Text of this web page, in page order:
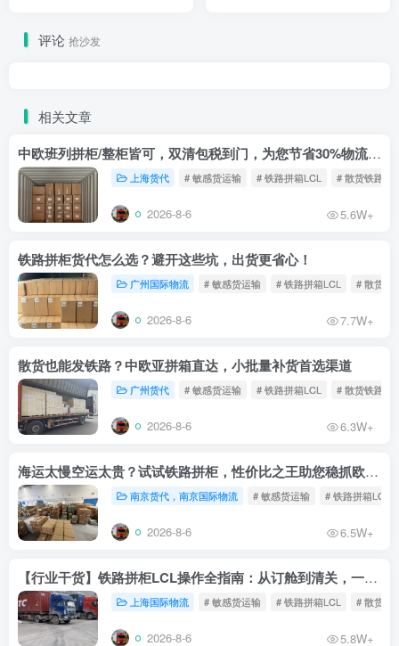
评论 抢沙发
相关文章
中欧班列拼柜/整柜皆可，双清包税到门，为您节省30%物流成本！
上海货代 # 敏感货运输 # 铁路拼箱LCL # 散货铁路
2026-8-6 5.6W+
铁路拼柜货代怎么选？避开这些坑，出货更省心！
广州国际物流 # 敏感货运输 # 铁路拼箱LCL # 散货铁
2026-8-6 7.7W+
散货也能发铁路？中欧亚拼箱直达，小批量补货首选渠道
广州货代 # 敏感货运输 # 铁路拼箱LCL # 散货铁路
2026-8-6 6.3W+
海运太慢空运太贵？试试铁路拼柜，性价比之王助您稳抓欧洲市场
南京货代，南京国际物流 # 敏感货运输 # 铁路拼箱LCL
2026-8-6 6.5W+
【行业干货】铁路拼柜LCL操作全指南：从订舱到清关，一文读懂
上海国际物流 # 敏感货运输 # 铁路拼箱LCL # 散货铁
2026-8-6 5.8W+